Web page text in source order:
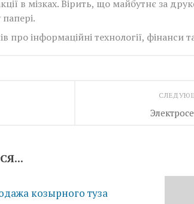
в мізках. Вірить, що майбутнє за
інформаційні технології, фінанси та
козырного туза